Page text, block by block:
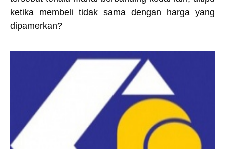
ketika membeli tidak sama dengan harga yang
dipamerkan?